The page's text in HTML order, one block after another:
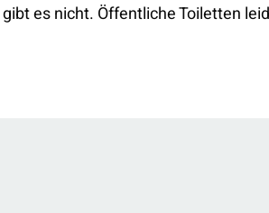
es nicht. Öffentliche Toiletten